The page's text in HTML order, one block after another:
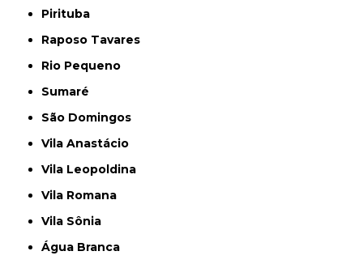
Pirituba
Raposo Tavares
Rio Pequeno
Sumaré
São Domingos
Vila Anastácio
Vila Leopoldina
Vila Romana
Vila Sônia
Água Branca